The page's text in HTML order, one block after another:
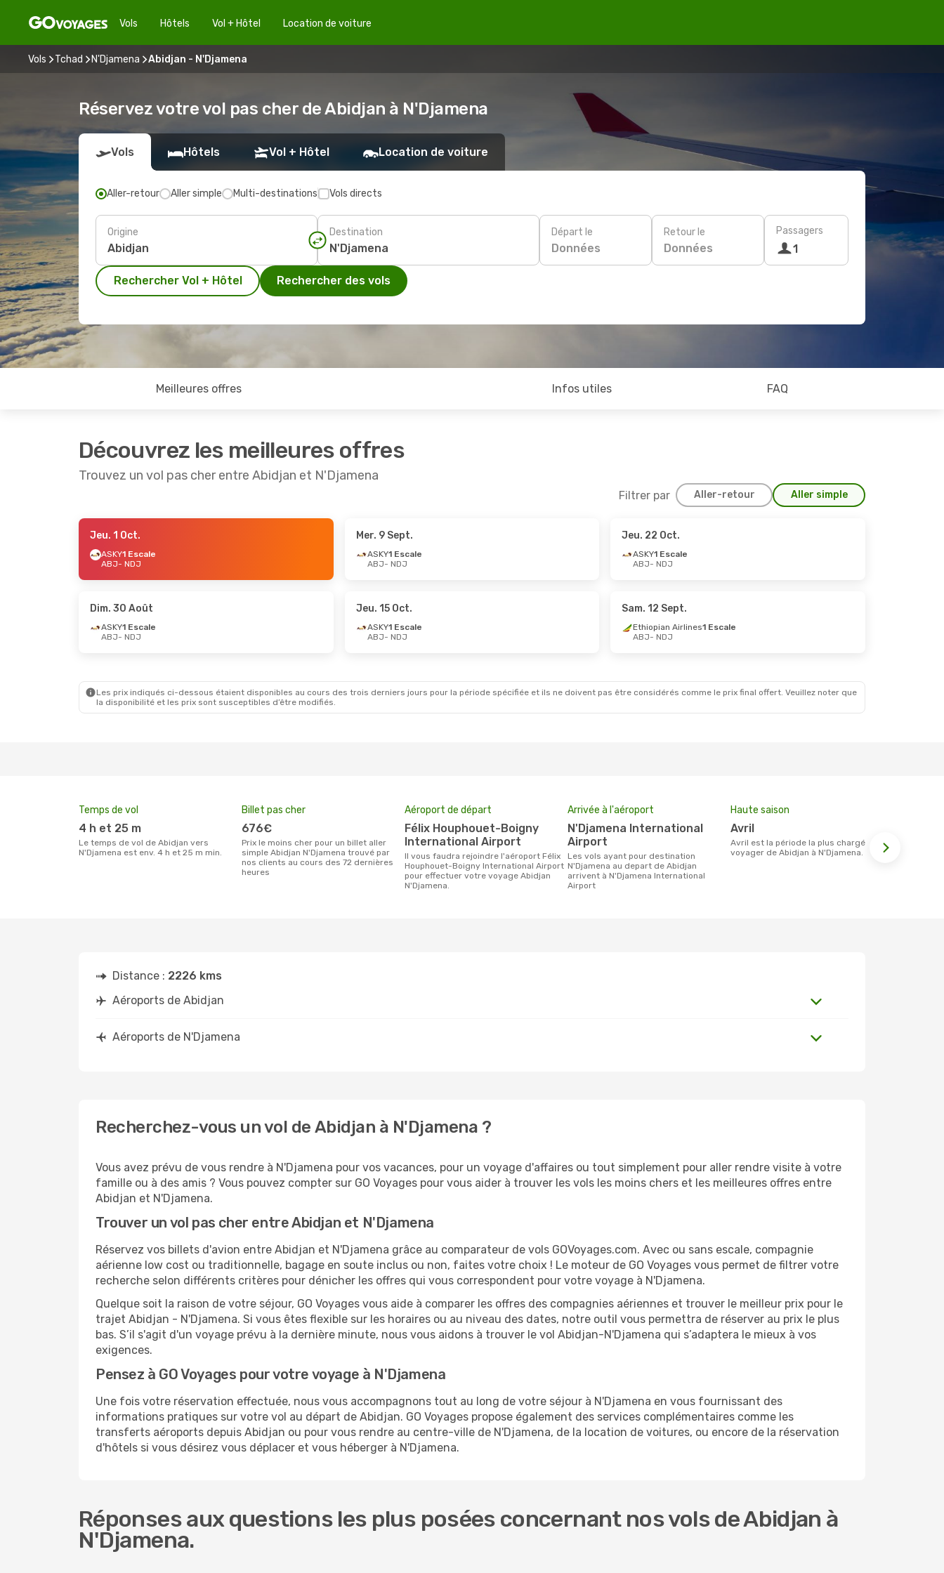
Vols Hôtels Vol + Hôtel Location de voiture
Vols Tchad N'Djamena Abidjan - N'Djamena
Réservez votre vol pas cher de Abidjan à N'Djamena
Vols Hôtels Vol + Hôtel Location de voiture
Aller-retour Aller simple Multi-destinations Vols directs
Origine Destination Départ le
Données
Retour le
Données
Passagers
1
Rechercher Vol + Hôtel Rechercher des vols
Meilleures offres Infos utiles FAQ
Découvrez les meilleures offres
Trouvez un vol pas cher entre Abidjan et N'Djamena
Filtrer par Aller-retour Aller simple
- Lun. 31 Août
Jeu. 1 Oct.
ASKY1 Escale
ABJ- NDJ
Mer. 9 Sept.
ASKY1 Escale
ABJ- NDJ
Jeu. 22 Oct.
ASKY1 Escale
ABJ- NDJ
Dim. 30 Août
ASKY1 Escale
ABJ- NDJ
Jeu. 15 Oct.
ASKY1 Escale
ABJ- NDJ
Sam. 12 Sept.
Ethiopian Airlines1 Escale
ABJ- NDJ
Les prix indiqués ci-dessous étaient disponibles au cours des trois derniers jours pour la période spécifiée et ils ne doivent pas être considérés comme le prix final offert. Veuillez noter que
la disponibilité et les prix sont susceptibles d’être modifiés.
Temps de vol
4 h et 25 m
Le temps de vol de Abidjan vers
N'Djamena est env. 4 h et 25 m min.
Billet pas cher
676€
Prix le moins cher pour un billet aller
simple Abidjan N'Djamena trouvé par
nos clients au cours des 72 dernières
heures
Aéroport de départ
Félix Houphouet-Boigny
International Airport
Il vous faudra rejoindre l'aéroport Félix
Houphouet-Boigny International Airport
pour effectuer votre voyage Abidjan
N'Djamena.
Arrivée à l'aéroport
N'Djamena International
Airport
Les vols ayant pour destination
N'Djamena au depart de Abidjan
arrivent à N'Djamena International
Airport
Haute saison
avril
avril est la période la plus chargée pour
voyager de Abidjan à N'Djamena.
Distance : 2226 kms
Aéroports de Abidjan
Aéroports de N'Djamena
Recherchez-vous un vol de Abidjan à N'Djamena ?
Vous avez prévu de vous rendre à N'Djamena pour vos vacances, pour un voyage d'affaires ou tout simplement pour aller rendre visite à votre
famille ou à des amis ? Vous pouvez compter sur GO Voyages pour vous aider à trouver les vols les moins chers et les meilleures offres entre
Abidjan et N'Djamena.
Trouver un vol pas cher entre Abidjan et N'Djamena
Réservez vos billets d'avion entre Abidjan et N'Djamena grâce au comparateur de vols GOVoyages.com. Avec ou sans escale, compagnie
aérienne low cost ou traditionnelle, bagage en soute inclus ou non, faites votre choix ! Le moteur de GO Voyages vous permet de filtrer votre
recherche selon différents critères pour dénicher les offres qui vous correspondent pour votre voyage à N'Djamena.
Quelque soit la raison de votre séjour, GO Voyages vous aide à comparer les offres des compagnies aériennes et trouver le meilleur prix pour le
trajet Abidjan - N'Djamena. Si vous êtes flexible sur les horaires ou au niveau des dates, notre outil vous permettra de réserver au prix le plus
bas. S’il s'agit d'un voyage prévu à la dernière minute, nous vous aidons à trouver le vol Abidjan-N'Djamena qui s’adaptera le mieux à vos
exigences.
Pensez à GO Voyages pour votre voyage à N'Djamena
Une fois votre réservation effectuée, nous vous accompagnons tout au long de votre séjour à N'Djamena en vous fournissant des
informations pratiques sur votre vol au départ de Abidjan. GO Voyages propose également des services complémentaires comme les
transferts aéroports depuis Abidjan ou pour vous rendre au centre-ville de N'Djamena, de la location de voitures, ou encore de la réservation
d'hôtels si vous désirez vous déplacer et vous héberger à N'Djamena.
Réponses aux questions les plus posées concernant nos vols de Abidjan à
N'Djamena.